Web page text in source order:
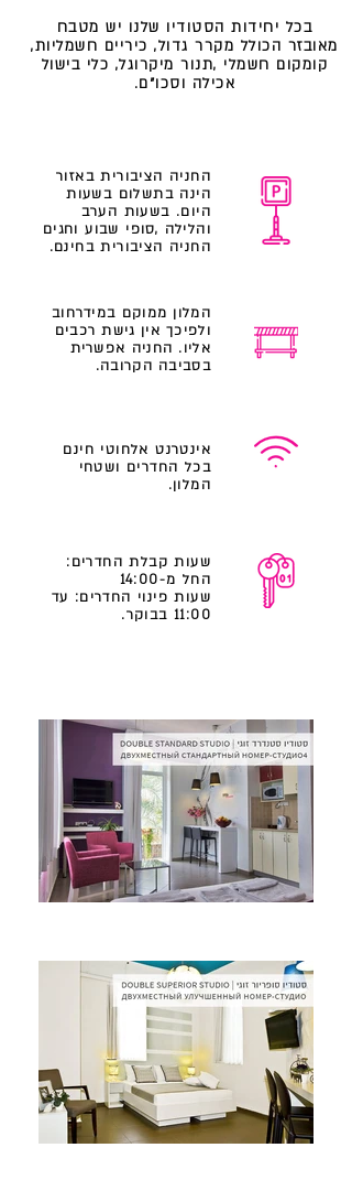
בכל יחידות הסטודיו שלנו יש מטבח
מאובזר הכולל מקרר גדול, כיריים חשמליות,
קומקום חשמלי ,תנור מיקרוגל, כלי בישול
אכילה וסכו"ם.
החניה הציבורית באזור
הינה בתשלום בשעות
היום. בשעות הערב
והלילה ,סופי שבוע וחגים
החניה הציבורית בחינם.
המלון ממוקם במידרחוב
ולפיכך אין גישת רכבים
אליו. החניה אפשרית
בסביבה הקרובה.
אינטרנט אלחוטי חינם
בכל החדרים ושטחי
המלון.
שעות קבלת החדרים:
החל מ-14:00
שעות פינוי החדרים: עד
11:00 בבוקר.